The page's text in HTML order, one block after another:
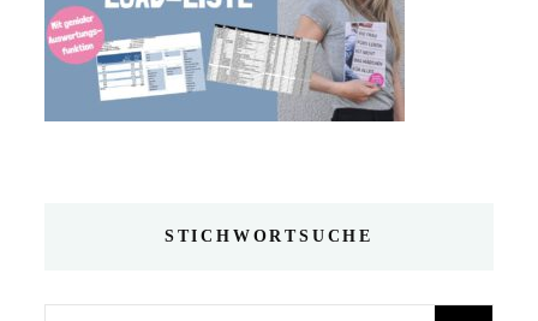
STICHWORTSUCHE